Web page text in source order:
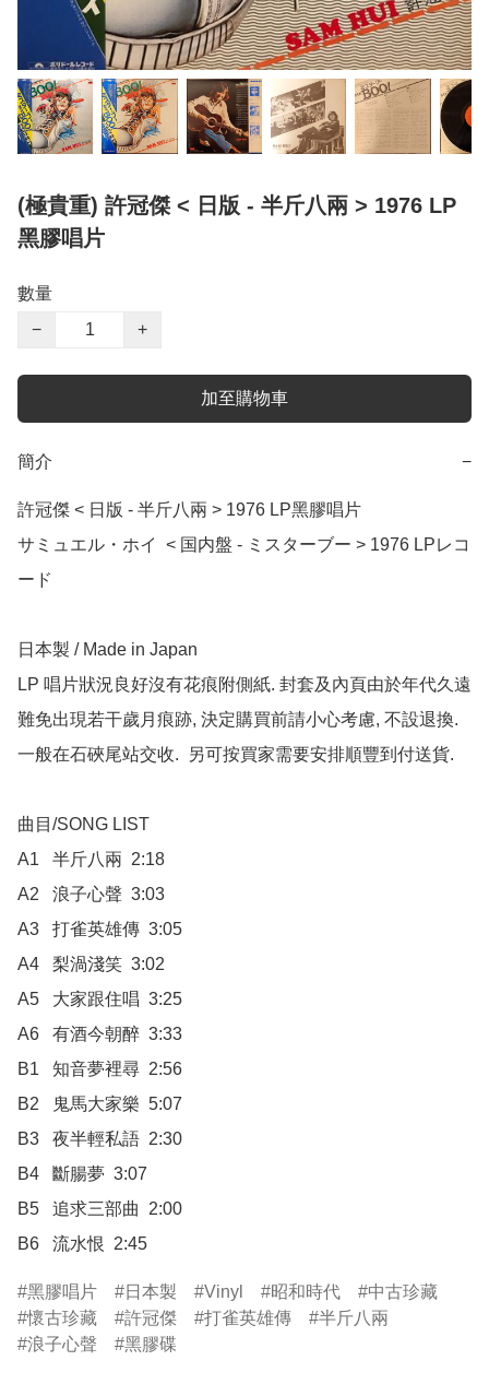
(極貴重) 許冠傑 < 日版 - 半斤八兩 > 1976 LP
黑膠唱片
數量
−
+
加至購物車
簡介 −
許冠傑 < 日版 - 半斤八兩 > 1976 LP黑膠唱片
サミュエル・ホイ  < 国内盤 - ミスターブー > 1976 LPレコ
ード
日本製 / Made in Japan
LP 唱片狀況良好沒有花痕附側紙. 封套及內頁由於年代久遠
難免出現若干歲月痕跡, 決定購買前請小心考慮, 不設退換.
一般在石硤尾站交收.  另可按買家需要安排順豐到付送貨.
曲目/SONG LIST
A1	半斤八兩  2:18
A2	浪子心聲  3:03
A3	打雀英雄傳  3:05
A4	梨渦淺笑  3:02
A5	大家跟住唱  3:25
A6	有酒今朝醉  3:33
B1	知音夢裡尋  2:56
B2	鬼馬大家樂  5:07
B3	夜半輕私語  2:30
B4	斷腸夢  3:07
B5	追求三部曲  2:00
B6	流水恨  2:45
黑膠唱片 日本製 Vinyl 昭和時代
中古珍藏
懷古珍藏
許冠傑 打雀英雄傳
半斤八兩
浪子心聲
黑膠碟